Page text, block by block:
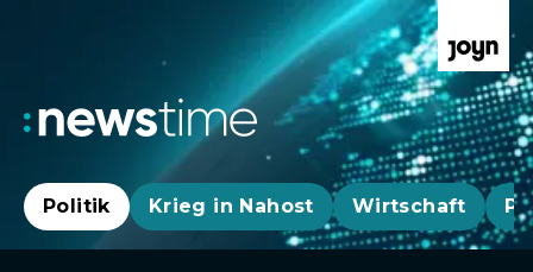
Politik Krieg in Nahost Wirtschaft